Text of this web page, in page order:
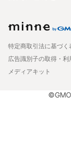
特定商取引法に基づく
広告識別子の取得・利
メディアキット